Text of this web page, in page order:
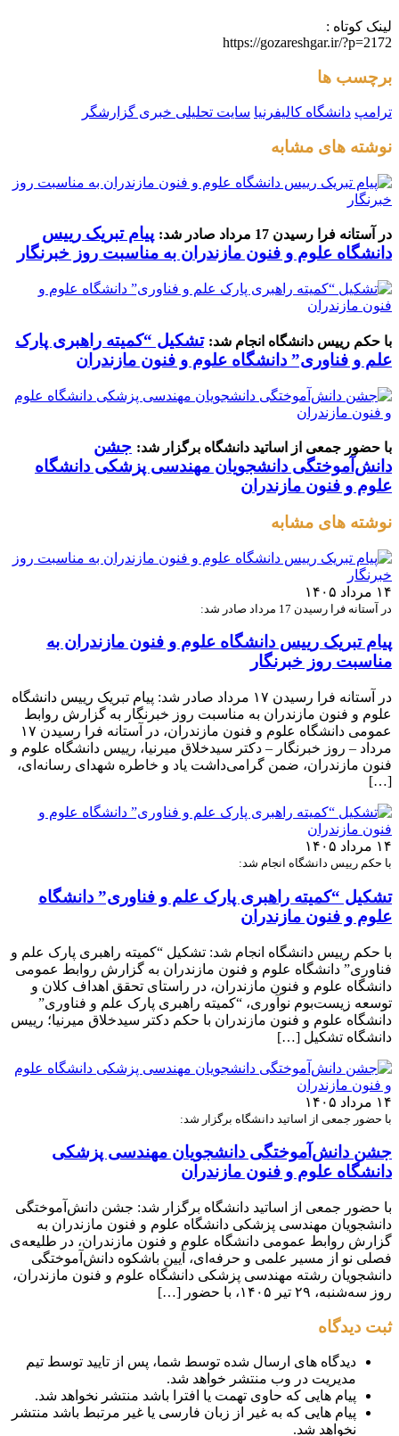
لینک کوتاه :
https://gozareshgar.ir/?p=2172
برچسب ها
ترامپ دانشگاه کالیفرنیا سایت تحلیلی خبری گزارشگر
نوشته های مشابه
در آستانه فرا رسیدن 17 مرداد صادر شد:
پیام تبریک رییس
دانشگاه علوم و فنون مازندران به مناسبت روز خبرنگار
با حکم رییس دانشگاه انجام شد: تشکیل “کمیته راهبری پارک
علم و فناوری” دانشگاه علوم و فنون مازندران
با حضور جمعی از اساتید دانشگاه برگزار شد: جشن
دانش‌آموختگی دانشجویان مهندسی پزشکی دانشگاه
علوم و فنون مازندران
نوشته های مشابه
۱۴ مرداد ۱۴۰۵
در آستانه فرا رسیدن 17 مرداد صادر شد:
پیام تبریک رییس دانشگاه علوم و فنون مازندران به
مناسبت روز خبرنگار
در آستانه فرا رسیدن ۱۷ مرداد صادر شد: پیام تبریک رییس دانشگاه
علوم و فنون مازندران به مناسبت روز خبرنگار به گزارش روابط
عمومی دانشگاه علوم و فنون مازندران، در آستانه فرا رسیدن ۱۷
مرداد – روز خبرنگار – دکتر سیدخلاق میرنیا، رییس دانشگاه علوم و
فنون مازندران، ضمن گرامی‌داشت یاد و خاطره شهدای رسانه‌ای،
[…]
۱۴ مرداد ۱۴۰۵
با حکم رییس دانشگاه انجام شد:
تشکیل “کمیته راهبری پارک علم و فناوری” دانشگاه
علوم و فنون مازندران
با حکم رییس دانشگاه انجام شد: تشکیل “کمیته راهبری پارک علم و
فناوری” دانشگاه علوم و فنون مازندران به گزارش روابط عمومی
دانشگاه علوم و فنون مازندران، در راستای تحقق اهداف کلان و
توسعه زیست‌بوم نوآوری، “کمیته راهبری پارک علم و فناوری”
دانشگاه علوم و فنون مازندران با حکم دکتر سیدخلاق میرنیا؛ رییس
دانشگاه تشکیل […]
۱۴ مرداد ۱۴۰۵
با حضور جمعی از اساتید دانشگاه برگزار شد:
جشن دانش‌آموختگی دانشجویان مهندسی پزشکی
دانشگاه علوم و فنون مازندران
با حضور جمعی از اساتید دانشگاه برگزار شد: جشن دانش‌آموختگی
دانشجویان مهندسی پزشکی دانشگاه علوم و فنون مازندران به
گزارش روابط عمومی دانشگاه علوم و فنون مازندران، در طلیعه‌ی
فصلی نو از مسیر علمی و حرفه‌ای، آیین باشکوه دانش‌آموختگی
دانشجویان رشته مهندسی پزشکی دانشگاه علوم و فنون مازندران،
روز سه‌شنبه، ۲۹ تیر ۱۴۰۵، با حضور […]
ثبت دیدگاه
دیدگاه های ارسال شده توسط شما، پس از تایید توسط تیم
مدیریت در وب منتشر خواهد شد.
پیام هایی که حاوی تهمت یا افترا باشد منتشر نخواهد شد.
پیام هایی که به غیر از زبان فارسی یا غیر مرتبط باشد منتشر
نخواهد شد.